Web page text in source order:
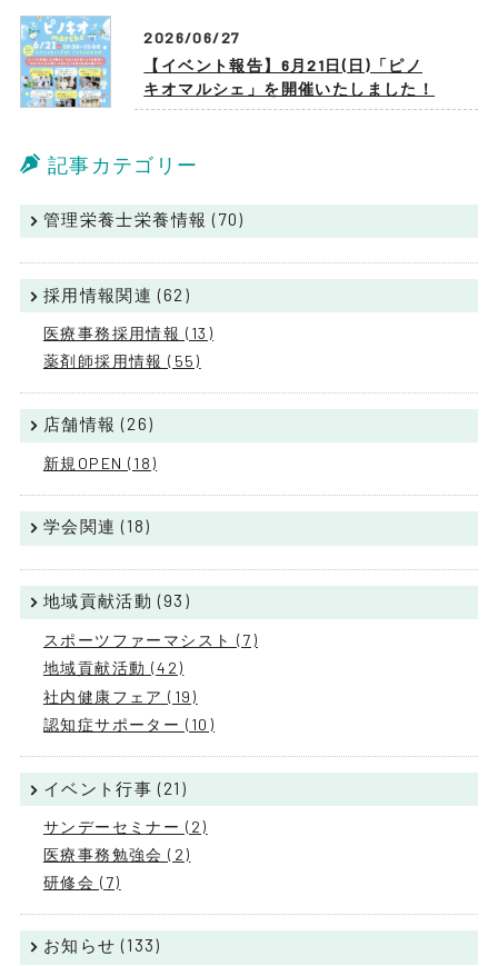
2026/06/27
【イベント報告】6月21日(日)「ピノ
キオマルシェ」を開催いたしました！
記事カテゴリー
管理栄養士栄養情報 (70)
採用情報関連 (62)
医療事務採用情報 (13)
薬剤師採用情報 (55)
店舗情報 (26)
新規OPEN (18)
学会関連 (18)
地域貢献活動 (93)
スポーツファーマシスト (7)
地域貢献活動 (42)
社内健康フェア (19)
認知症サポーター (10)
イベント行事 (21)
サンデーセミナー (2)
医療事務勉強会 (2)
研修会 (7)
お知らせ (133)